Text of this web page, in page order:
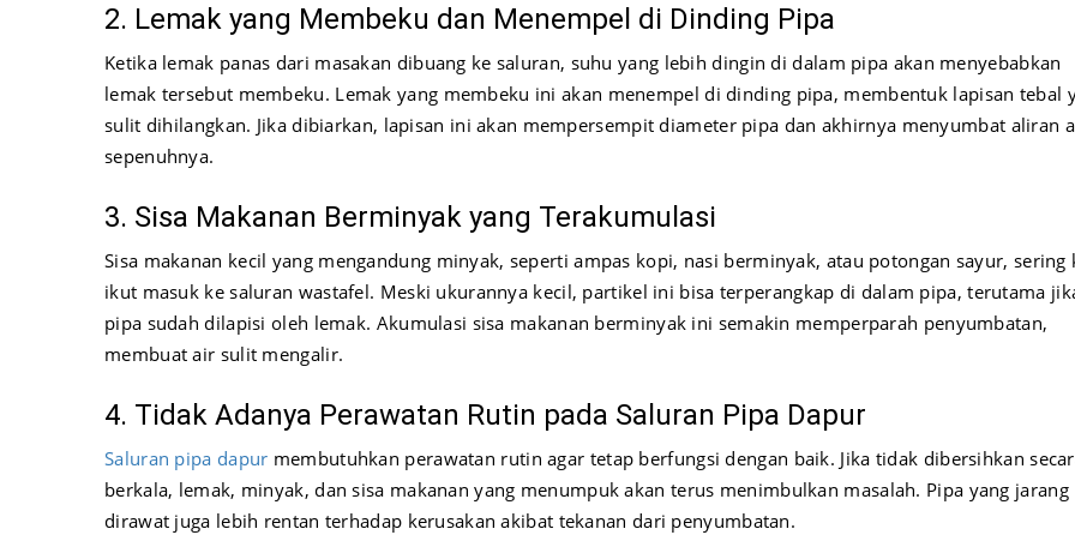
2. Lemak yang Membeku dan Menempel di Dinding Pipa
Ketika lemak panas dari masakan dibuang ke saluran, suhu yang lebih dingin di dalam pipa akan menyebabkan
lemak tersebut membeku. Lemak yang membeku ini akan menempel di dinding pipa, membentuk lapisan tebal
sulit dihilangkan. Jika dibiarkan, lapisan ini akan mempersempit diameter pipa dan akhirnya menyumbat aliran
sepenuhnya.
3. Sisa Makanan Berminyak yang Terakumulasi
Sisa makanan kecil yang mengandung minyak, seperti ampas kopi, nasi berminyak, atau potongan sayur, sering
ikut masuk ke saluran wastafel. Meski ukurannya kecil, partikel ini bisa terperangkap di dalam pipa, terutama
pipa sudah dilapisi oleh lemak. Akumulasi sisa makanan berminyak ini semakin memperparah penyumbatan,
membuat air sulit mengalir.
4. Tidak Adanya Perawatan Rutin pada Saluran Pipa Dapur
Saluran pipa dapur membutuhkan perawatan rutin agar tetap berfungsi dengan baik. Jika tidak dibersihkan
berkala, lemak, minyak, dan sisa makanan yang menumpuk akan terus menimbulkan masalah. Pipa yang jarang
dirawat juga lebih rentan terhadap kerusakan akibat tekanan dari penyumbatan.